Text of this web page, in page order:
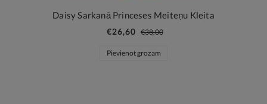
Daisy Sarkanā Princeses Meiteņu Kleita
€26,60 €38,00
Pievienot grozam